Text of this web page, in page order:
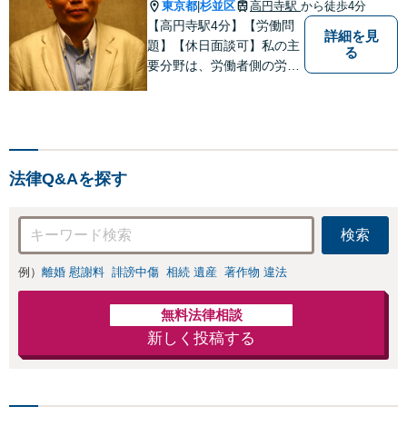
もご相談下さい
【子連れ相談可】
東京都 杉並区 高円寺駅 から徒歩4分
【高円寺駅4分】【労働問
題】【休日面談可】私の主
要分野は、労働者側の労働
詳細を見
る
法律Q&Aを探す
検索
例） 離婚 慰謝料 誹謗中傷 相続 遺産 著作物 違法
無料法律相談
新しく投稿する